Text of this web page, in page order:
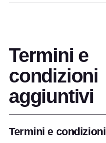
Termini e
condizioni
aggiuntivi
Termini e condizioni